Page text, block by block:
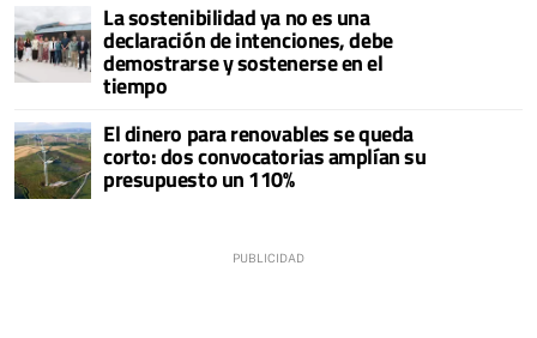
La sostenibilidad ya no es una
declaración de intenciones, debe
demostrarse y sostenerse en el
tiempo
El dinero para renovables se queda
corto: dos convocatorias amplían su
presupuesto un 110%